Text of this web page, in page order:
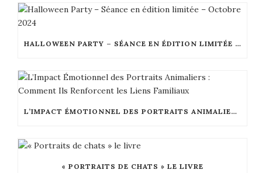
HALLOWEEN PARTY – SÉANCE EN ÉDITION LIMITÉE – OCTOBRE 2024
L’IMPACT ÉMOTIONNEL DES PORTRAITS ANIMALIERS : COMMENT ILS RENFORCENT LES LIENS FAMILIAUX
« PORTRAITS DE CHATS » LE LIVRE